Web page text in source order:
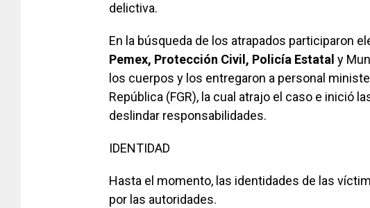
delictiva.
En la búsqueda de los atrapados participaron
Pemex, Protección Civil, Policía Estatal y
los cuerpos y los entregaron a personal
República (FGR), la cual atrajo el caso e inició
deslindar responsabilidades.
IDENTIDAD
Hasta el momento, las identidades de las
por las autoridades.